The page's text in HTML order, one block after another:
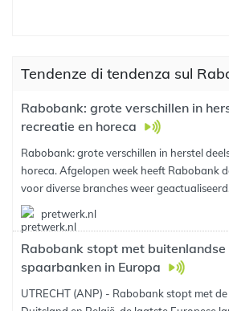
Tendenze di tendenza sul
Rabobank: grote verschillen in
recreatie en horeca
Rabobank: grote verschillen in herstel
horeca. Afgelopen week heeft Rabobank
voor diverse branches weer
pretwerk.nl
Rabobank stopt met buitenlandse
spaarbanken in Europa
UTRECHT (ANP) - Rabobank stopt met